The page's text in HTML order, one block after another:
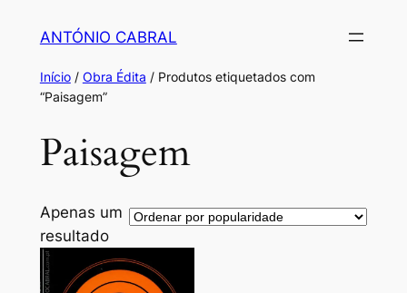
conteúdo
ANTÓNIO CABRAL
Início/ Obra Édita / Produtos etiquetados com
“Paisagem”
Paisagem
Apenas um
resultado